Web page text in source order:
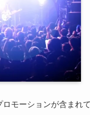
モーションが含まれ